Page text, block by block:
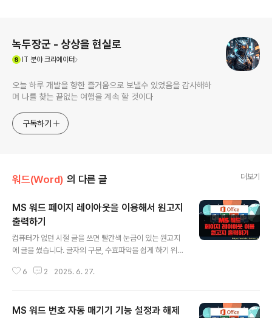
녹두장군 - 상상을 현실로
IT 분야 크리에이터
오늘 하루 개발을 향한 즐거움으로 보낼수 있었음을 감사해하
며 나를 찾는 끝없는 여행을 계속 할 것이다
구독하기
워드(Word) 의 다른 글 더보기
MS 워드 페이지 레이아웃을 이용해서 원고지
출력하기
컴퓨터가 없던 시절 글을 쓰면 빨간색 눈금이 있는 원고지
에 글을 썼습니다. 글자의 구분, 수효파악을 쉽게 하기 위해
자 원고지를 많이 사용했으며, 근처 문방구에 가면 한 묶음
용해서 간단하게 만들어 보세요. ▼ 워드를 실행하고 원고
6 2 2025. 6. 27.
MS 워드 번호 자동 매기기 기능 설정과 해제